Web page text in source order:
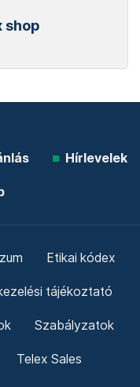
shop
Hírlevelek
Etikai kódex
tájékoztató
Szabályzatok
Telex Sales